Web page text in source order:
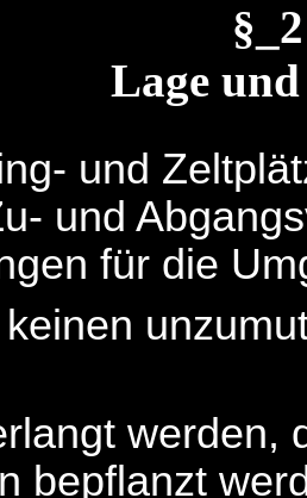
Lage
und
und
für die
werden,
bepflanzt